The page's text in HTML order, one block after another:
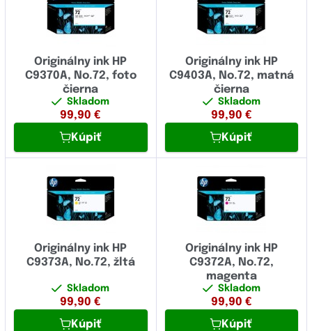
Originálny ink HP
C9370A, No.72, foto
čierna
Skladom
99,90 €
Kúpiť
Originálny ink HP
C9403A, No.72, matná
čierna
Skladom
99,90 €
Kúpiť
Originálny ink HP
C9373A, No.72, žltá
Skladom
99,90 €
Kúpiť
Originálny ink HP
C9372A, No.72,
magenta
Skladom
99,90 €
Kúpiť